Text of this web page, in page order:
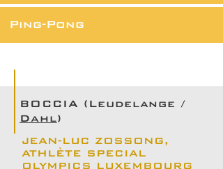
Ping-Pong
BOCCIA (Leudelange /
Dahl)
JEAN-LUC ZOSSONG,
ATHLÈTE SPECIAL
OLYMPICS LUXEMBOURG